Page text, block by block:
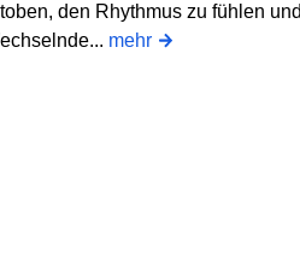
den Rhythmus zu fühlen
mehr